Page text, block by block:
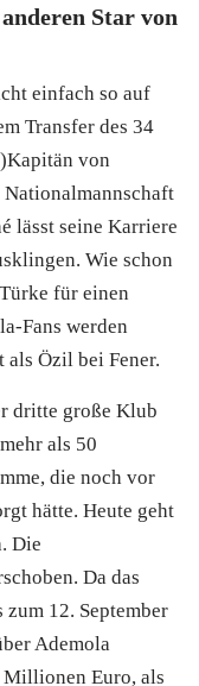
Star von
einfach so auf
Transfer des 34
von
lässt seine Karriere
Wie schon
für einen
Fans werden
als Özil bei Fener.
dritte große Klub
als 50
die noch vor
hätte. Heute geht
Die
Da das
12. September
Ademola
Euro, als